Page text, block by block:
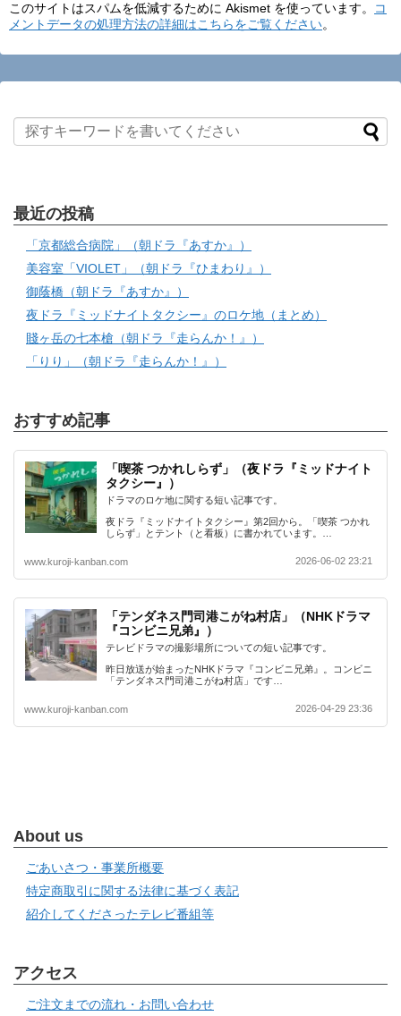
このサイトはスパムを低減するために Akismet を使っています。
コ
メントデータの処理方法の詳細はこちらをご覧ください。
最近の投稿
「京都総合病院」（朝ドラ『あすか』）
美容室「VIOLET」（朝ドラ『ひまわり』）
御蔭橋（朝ドラ『あすか』）
夜ドラ『ミッドナイトタクシー』のロケ地（まとめ）
賤ヶ岳の七本槍（朝ドラ『走らんか！』）
「りり」（朝ドラ『走らんか！』）
おすすめ記事
「喫茶 つかれしらず」（夜ドラ『ミッドナイト
タクシー』）
ドラマのロケ地に関する短い記事です。
夜ドラ『ミッドナイトタクシー』第2回から。「喫茶 つかれ
しらず」とテント（と看板）に書かれています。…
www.kuroji-kanban.com 2026-06-02 23:21
「テンダネス門司港こがね村店」（NHKドラマ
『コンビニ兄弟』）
テレビドラマの撮影場所についての短い記事です。
昨日放送が始まったNHKドラマ『コンビニ兄弟』。コンビニ
「テンダネス門司港こがね村店」です…
www.kuroji-kanban.com 2026-04-29 23:36
About us
ごあいさつ・事業所概要
特定商取引に関する法律に基づく表記
紹介してくださったテレビ番組等
アクセス
ご注文までの流れ・お問い合わせ